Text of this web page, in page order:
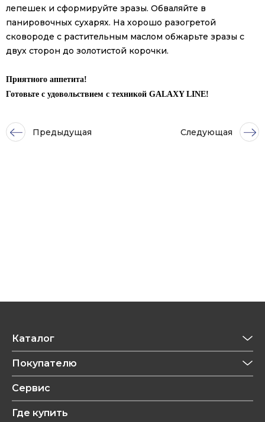
лепешек и сформируйте зразы. Обваляйте в
панировочных сухарях. На хорошо разогретой
сковороде с растительным маслом обжарьте зразы с
двух сторон до золотистой корочки.
Приятного аппетита!
Готовьте с удовольствием с техникой GALAXY LINE!
Предыдущая Следующая
Каталог
Приготовление напитков
Техника для кухни
Уход за волосами
Покупателю
Обзоры
Рецепты
Сервис
Где купить